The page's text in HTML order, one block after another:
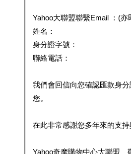
Yahoo大聯盟聯繫Email ：(
姓名：
身分證字號：
聯絡電話：
我們會回信向您確認匯款身
您。
在此非常感謝您多年來的支持
Yahoo奇摩購物中心大聯盟